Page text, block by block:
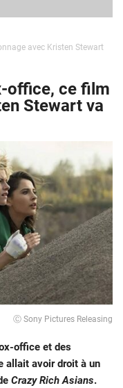
avec Kristen Stewart
office, ce film
Stewart va
Ⓒ Sony Pictures Releasing
office et des
allait avoir droit à un
Crazy Rich Asians.